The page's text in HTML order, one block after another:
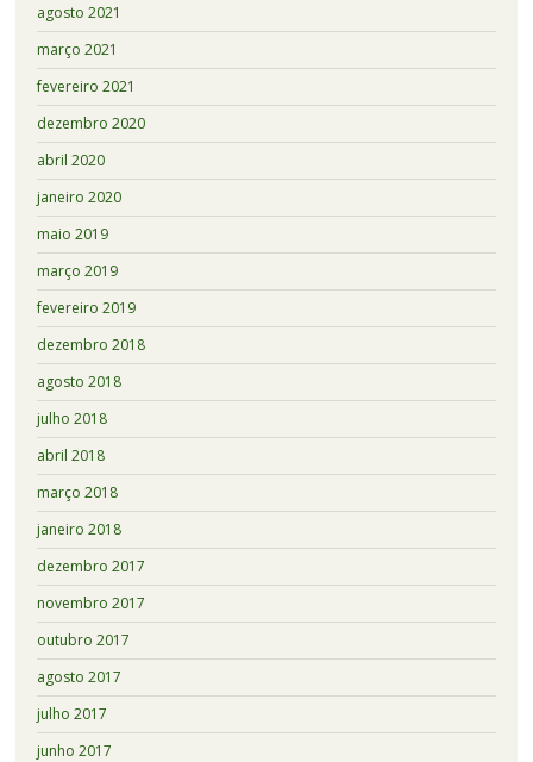
agosto 2021
março 2021
fevereiro 2021
dezembro 2020
abril 2020
janeiro 2020
maio 2019
março 2019
fevereiro 2019
dezembro 2018
agosto 2018
julho 2018
abril 2018
março 2018
janeiro 2018
dezembro 2017
novembro 2017
outubro 2017
agosto 2017
julho 2017
junho 2017